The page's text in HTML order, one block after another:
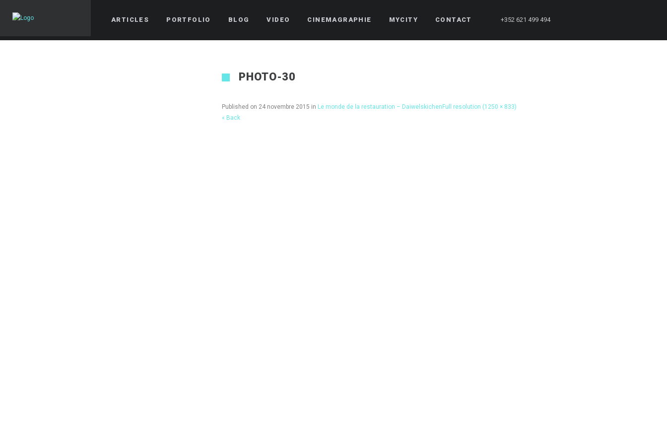
ARTICLES PORTFOLIO BLOG VIDEO CINEMAGRAPHIE MYCITY CONTACT +352 621 499 494
PHOTO-30
Published on 24 novembre 2015 in Le monde de la restauration – Daiwelskichen Full resolution (1250 × 833)
« Back